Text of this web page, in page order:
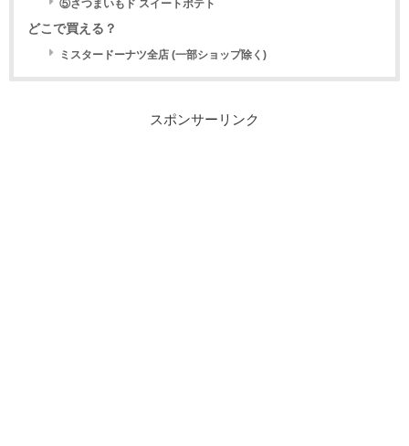
⑤さつまいもド スイートポテト
どこで買える？
ミスタードーナツ全店 (一部ショップ除く)
スポンサーリンク